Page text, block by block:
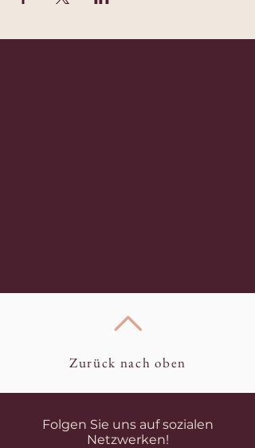
Zurück nach oben
Folgen Sie uns auf sozialen
Netzwerken!